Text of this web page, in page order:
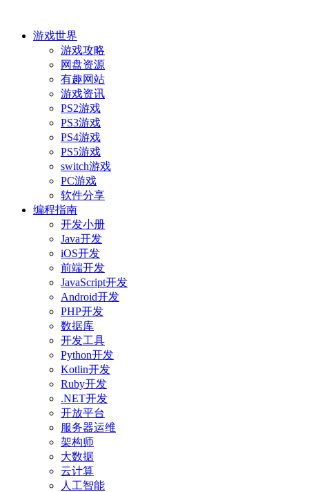
游戏世界
游戏攻略
网盘资源
有趣网站
游戏资讯
PS2游戏
PS3游戏
PS4游戏
PS5游戏
switch游戏
PC游戏
软件分享
编程指南
开发小册
Java开发
iOS开发
前端开发
JavaScript开发
Android开发
PHP开发
数据库
开发工具
Python开发
Kotlin开发
Ruby开发
.NET开发
开放平台
服务器运维
架构师
大数据
云计算
人工智能